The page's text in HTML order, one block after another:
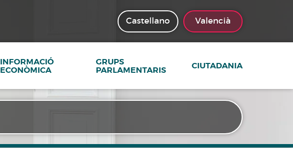
Castellano Valencià
INFORMACIÓ
ECONÒMICA
GRUPS
PARLAMENTARIS
CIUTADANIA